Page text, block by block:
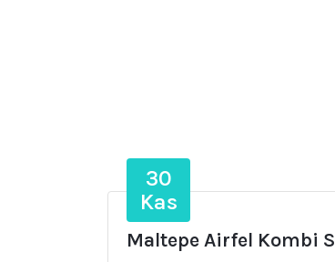
30
Kas
Maltepe Airfel Kombi